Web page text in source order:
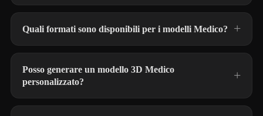
Quali formati sono disponibili per i modelli Medico?
Posso generare un modello 3D Medico
personalizzato?